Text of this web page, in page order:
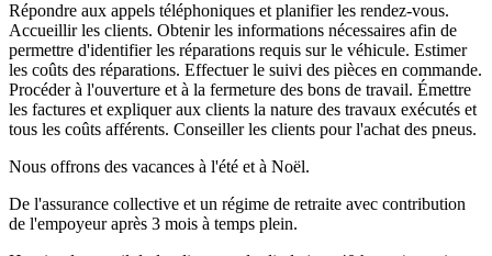
Répondre aux appels téléphoniques et planifier les rendez-vous.
Accueillir les clients. Obtenir les informations nécessaires afin de
permettre d'identifier les réparations requis sur le véhicule. Estimer
les coûts des réparations. Effectuer le suivi des pièces en commande.
Procéder à l'ouverture et à la fermeture des bons de travail. Émettre
les factures et expliquer aux clients la nature des travaux exécutés et
tous les coûts afférents. Conseiller les clients pour l'achat des pneus.
Nous offrons des vacances à l'été et à Noël.
De l'assurance collective et un régime de retraite avec contribution
de l'empoyeur après 3 mois à temps plein.